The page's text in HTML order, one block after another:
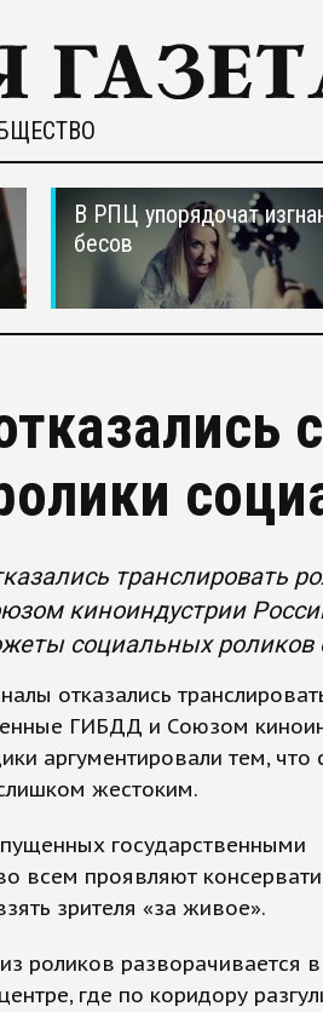
В РПЦ упорядочат
бесов
транслировать
киноиндустрии
социальных
отказались
ГИБДД и Союзом
аргументировали тем,
жестоким.
государственными
всем проявляют
зрителя «за живое».
роликов разворачивается в
где по коридору